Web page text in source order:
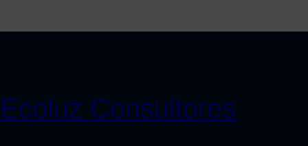
Ecoluz Consultores